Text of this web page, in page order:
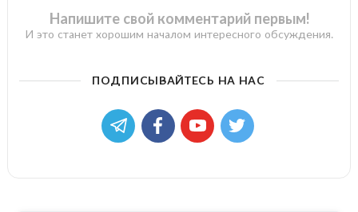
Напишите свой комментарий первым!
И это станет хорошим началом интересного обсуждения.
ПОДПИСЫВАЙТЕСЬ НА НАС